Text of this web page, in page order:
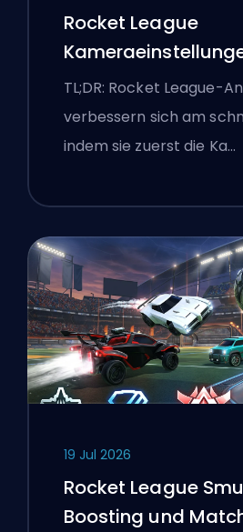
Rocket League
erste
TL;DR: Rocket League-
verbessern sich am
indem sie zuerst die Ka…
19 Jul 2026
Rocket League
Boosting und